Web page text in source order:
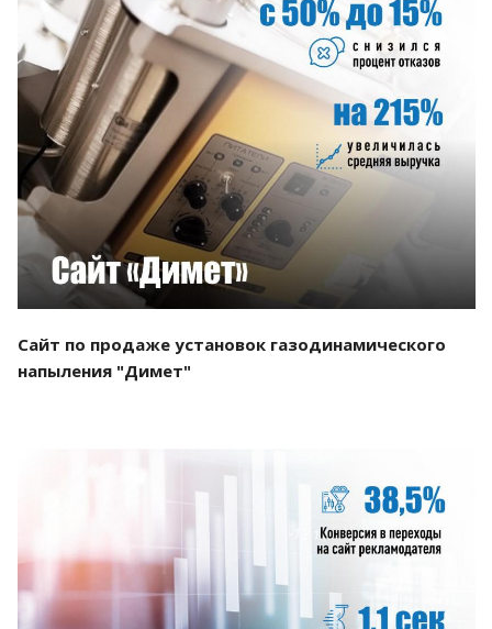
Смотреть проект
Сайт по продаже установок газодинамического
напыления "Димет"